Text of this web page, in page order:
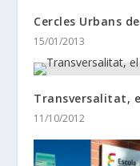
Cercles Urbans
15/01/2013
Transversalitat,
11/10/2012